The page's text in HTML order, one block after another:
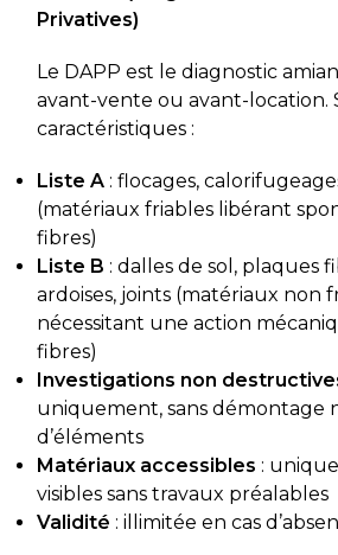
Privatives)
Le DAPP est le diagnostic
avant-vente ou avant-location.
caractéristiques :
Liste A: flocages,
(matériaux friables libérant
fibres)
Liste B : dalles de sol, plaques
ardoises, joints (matériaux non
nécessitant une action
fibres)
Investigations non
uniquement, sans démontage
d’éléments
Matériaux accessibles :
visibles sans travaux préalables
Validité : illimitée en cas